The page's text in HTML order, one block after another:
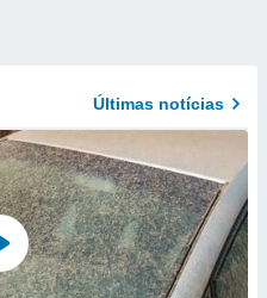
Últimas notícias